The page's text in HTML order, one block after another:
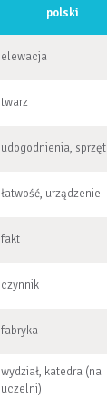
polski
elewacja
twarz
udogodnienia, sprzęt
łatwość, urządzenie
fakt
czynnik
fabryka
wydział, katedra (na
uczelni)